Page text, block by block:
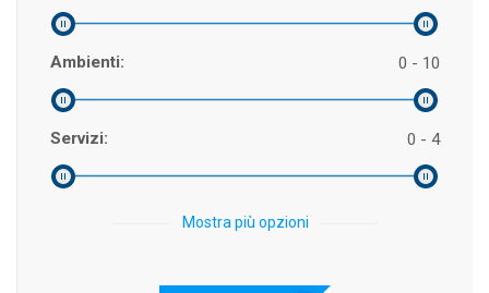
Ambienti: 0 - 10
Servizi: 0 - 4
Mostra più opzioni